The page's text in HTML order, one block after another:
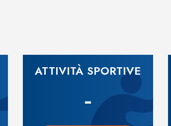
ATTIVITÀ SPORTIVE
-